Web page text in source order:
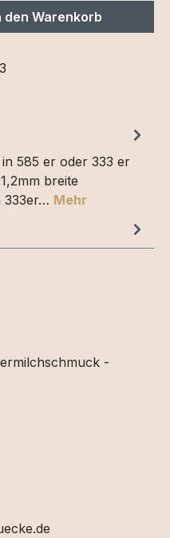
den
den Warenkorb
585 er oder 333 er
breite
333er… Mehr
-